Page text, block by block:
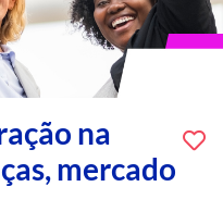
na
mercado